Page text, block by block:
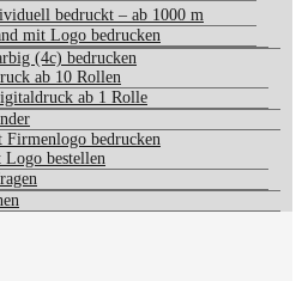
bedruckt – ab 1000 m
mit Logo bedrucken
(4c) bedrucken
ab 10 Rollen
ab 1 Rolle
bedrucken
bestellen